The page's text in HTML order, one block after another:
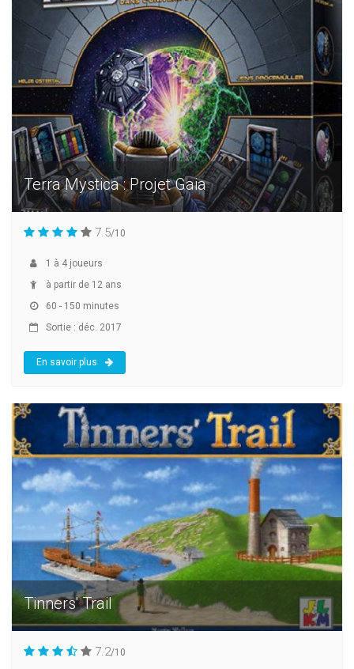
Terra Mystica : Projet Gaia
7.5/10
1 à 4 joueurs
à partir de 12 ans
60 - 150 minutes
Sortie : déc. 2017
En savoir plus
Tinners' Trail
7.2/10